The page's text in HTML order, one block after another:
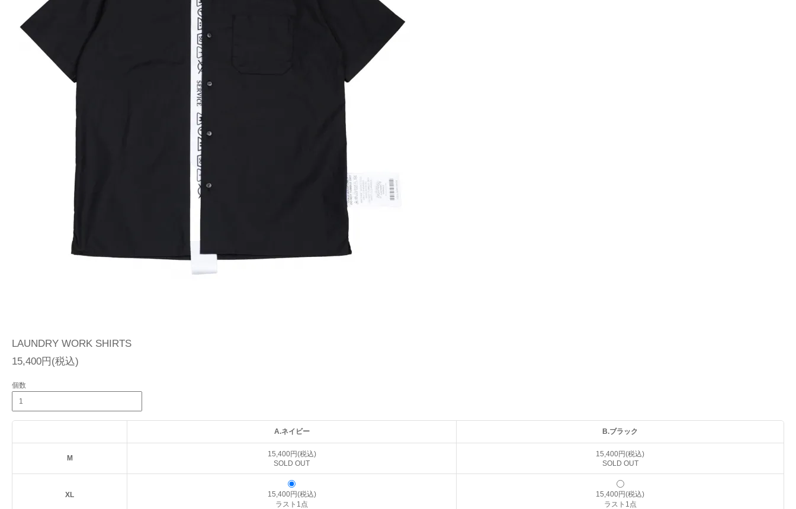
LAUNDRY WORK SHIRTS
15,400円(税込)
個数
A.ネイビー B.ブラック
M
15,400円(税込)
SOLD OUT
15,400円(税込)
SOLD OUT
XL
15,400円(税込)
ラスト1点
15,400円(税込)
ラスト1点